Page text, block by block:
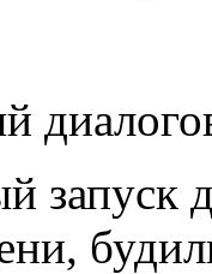
запуск